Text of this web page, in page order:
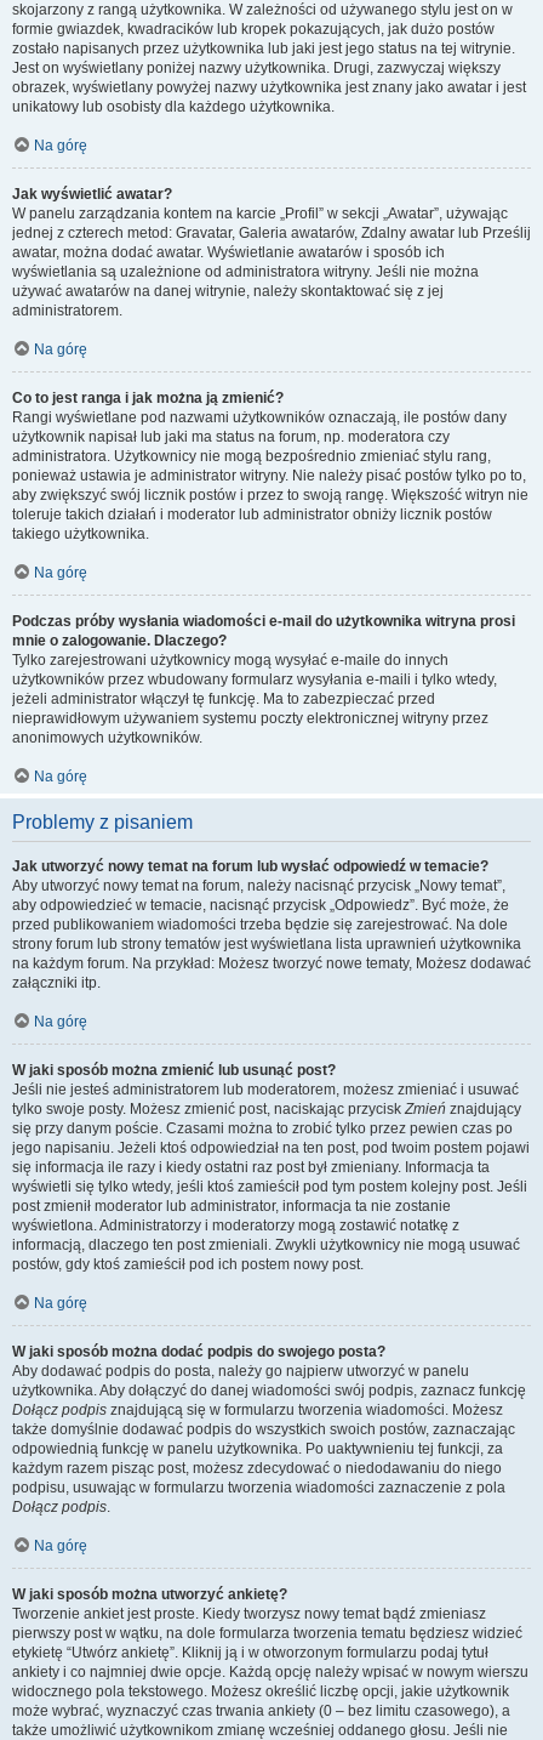
skojarzony z rangą użytkownika. W zależności od używanego stylu jest on w
formie gwiazdek, kwadracików lub kropek pokazujących, jak dużo postów
zostało napisanych przez użytkownika lub jaki jest jego status na tej witrynie.
Jest on wyświetlany poniżej nazwy użytkownika. Drugi, zazwyczaj większy
obrazek, wyświetlany powyżej nazwy użytkownika jest znany jako awatar i jest
unikatowy lub osobisty dla każdego użytkownika.
Na górę
Jak wyświetlić awatar?
W panelu zarządzania kontem na karcie „Profil” w sekcji „Awatar”, używając
jednej z czterech metod: Gravatar, Galeria awatarów, Zdalny awatar lub Prześlij
awatar, można dodać awatar. Wyświetlanie awatarów i sposób ich
wyświetlania są uzależnione od administratora witryny. Jeśli nie można
używać awatarów na danej witrynie, należy skontaktować się z jej
administratorem.
Na górę
Co to jest ranga i jak można ją zmienić?
Rangi wyświetlane pod nazwami użytkowników oznaczają, ile postów dany
użytkownik napisał lub jaki ma status na forum, np. moderatora czy
administratora. Użytkownicy nie mogą bezpośrednio zmieniać stylu rang,
ponieważ ustawia je administrator witryny. Nie należy pisać postów tylko po to,
aby zwiększyć swój licznik postów i przez to swoją rangę. Większość witryn nie
toleruje takich działań i moderator lub administrator obniży licznik postów
takiego użytkownika.
Na górę
Podczas próby wysłania wiadomości e-mail do użytkownika witryna prosi
mnie o zalogowanie. Dlaczego?
Tylko zarejestrowani użytkownicy mogą wysyłać e-maile do innych
użytkowników przez wbudowany formularz wysyłania e-maili i tylko wtedy,
jeżeli administrator włączył tę funkcję. Ma to zabezpieczać przed
nieprawidłowym używaniem systemu poczty elektronicznej witryny przez
anonimowych użytkowników.
Na górę
Problemy z pisaniem
Jak utworzyć nowy temat na forum lub wysłać odpowiedź w temacie?
Aby utworzyć nowy temat na forum, należy nacisnąć przycisk „Nowy temat”,
aby odpowiedzieć w temacie, nacisnąć przycisk „Odpowiedz”. Być może, że
przed publikowaniem wiadomości trzeba będzie się zarejestrować. Na dole
strony forum lub strony tematów jest wyświetlana lista uprawnień użytkownika
na każdym forum. Na przykład: Możesz tworzyć nowe tematy, Możesz dodawać
załączniki itp.
Na górę
W jaki sposób można zmienić lub usunąć post?
Jeśli nie jesteś administratorem lub moderatorem, możesz zmieniać i usuwać
tylko swoje posty. Możesz zmienić post, naciskając przyciskZmień znajdujący
się przy danym poście. Czasami można to zrobić tylko przez pewien czas po
jego napisaniu. Jeżeli ktoś odpowiedział na ten post, pod twoim postem pojawi
się informacja ile razy i kiedy ostatni raz post był zmieniany. Informacja ta
wyświetli się tylko wtedy, jeśli ktoś zamieścił pod tym postem kolejny post. Jeśli
post zmienił moderator lub administrator, informacja ta nie zostanie
wyświetlona. Administratorzy i moderatorzy mogą zostawić notatkę z
informacją, dlaczego ten post zmieniali. Zwykli użytkownicy nie mogą usuwać
postów, gdy ktoś zamieścił pod ich postem nowy post.
Na górę
W jaki sposób można dodać podpis do swojego posta?
Aby dodawać podpis do posta, należy go najpierw utworzyć w panelu
użytkownika. Aby dołączyć do danej wiadomości swój podpis, zaznacz funkcję
Dołącz podpis znajdującą się w formularzu tworzenia wiadomości. Możesz
także domyślnie dodawać podpis do wszystkich swoich postów, zaznaczając
odpowiednią funkcję w panelu użytkownika. Po uaktywnieniu tej funkcji, za
każdym razem pisząc post, możesz zdecydować o niedodawaniu do niego
podpisu, usuwając w formularzu tworzenia wiadomości zaznaczenie z pola
Dołącz podpis.
Na górę
W jaki sposób można utworzyć ankietę?
Tworzenie ankiet jest proste. Kiedy tworzysz nowy temat bądź zmieniasz
pierwszy post w wątku, na dole formularza tworzenia tematu będziesz widzieć
etykietę “Utwórz ankietę”. Kliknij ją i w otworzonym formularzu podaj tytuł
ankiety i co najmniej dwie opcje. Każdą opcję należy wpisać w nowym wierszu
widocznego pola tekstowego. Możesz określić liczbę opcji, jakie użytkownik
może wybrać, wyznaczyć czas trwania ankiety (0 – bez limitu czasowego), a
także umożliwić użytkownikom zmianę wcześniej oddanego głosu. Jeśli nie